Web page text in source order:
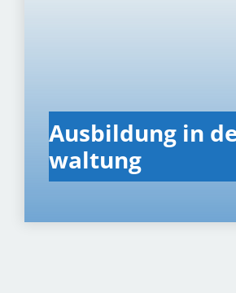
Aus­bil­dung in
wal­tung